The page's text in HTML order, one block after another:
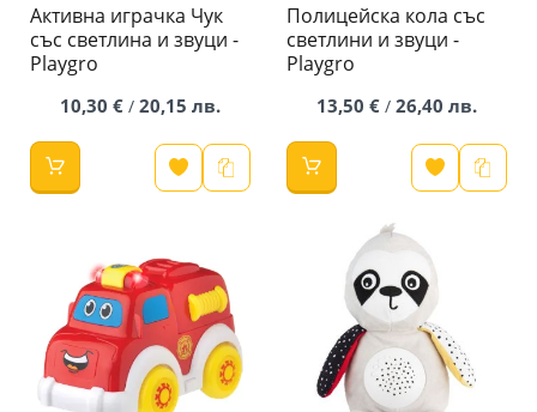
Активна играчка Чук
със светлина и звуци -
Playgro
10,30 € / 20,15 лв.
Полицейска кола със
светлини и звуци -
Playgro
13,50 € / 26,40 лв.